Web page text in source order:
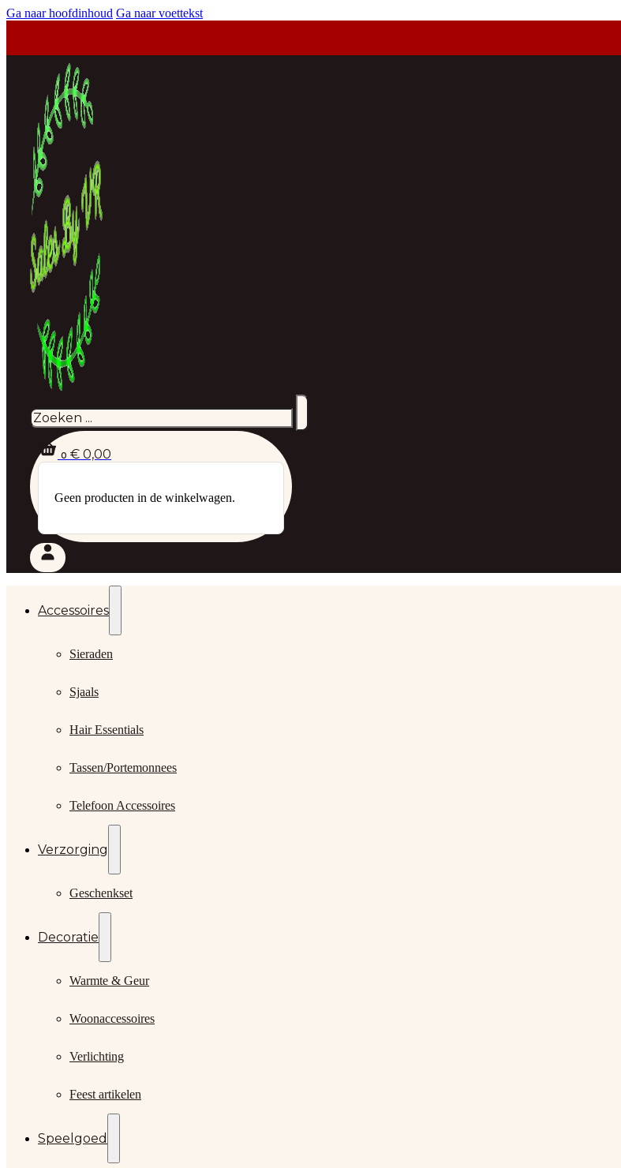
Ga naar hoofdinhoud Ga naar voettekst
0 € 0,00
Geen producten in de winkelwagen.
Accessoires
Sieraden
Sjaals
Hair Essentials
Tassen/Portemonnees
Telefoon Accessoires
Verzorging
Geschenkset
Decoratie
Warmte & Geur
Woonaccessoires
Verlichting
Feest artikelen
Speelgoed